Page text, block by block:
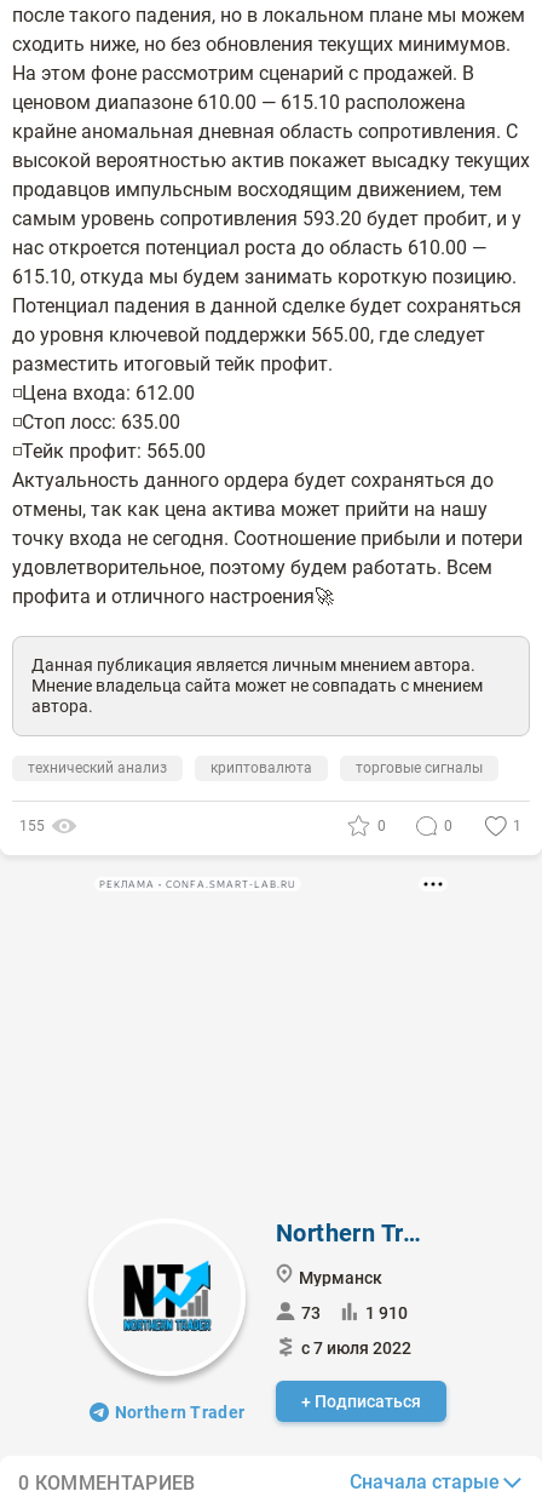
после такого падения, но в локальном плане мы можем
сходить ниже, но без обновления текущих минимумов.
На этом фоне рассмотрим сценарий с продажей. В
ценовом диапазоне 610.00 — 615.10 расположена
крайне аномальная дневная область сопротивления. С
высокой вероятностью актив покажет высадку текущих
продавцов импульсным восходящим движением, тем
самым уровень сопротивления 593.20 будет пробит, и у
нас откроется потенциал роста до область 610.00 —
615.10, откуда мы будем занимать короткую позицию.
Потенциал падения в данной сделке будет сохраняться
до уровня ключевой поддержки 565.00, где следует
разместить итоговый тейк профит.
◽️Цена входа: 612.00
◽️Стоп лосс: 635.00
◽️Тейк профит: 565.00
Актуальность данного ордера будет сохраняться до
отмены, так как цена актива может прийти на нашу
точку входа не сегодня. Соотношение прибыли и потери
удовлетворительное, поэтому будем работать. Всем
профита и отличного настроения🚀
Данная публикация является личным мнением автора.
Мнение владельца сайта может не совпадать с мнением
автора.
технический анализ криптовалюта торговые сигналы
155 0 0 1
РЕКЛАМА • CONFA.SMART-LAB.RU
Northern Trader
Northern Trader
Мурманск
73
1 910
с 7 июля 2022
+ Подписаться
0 КОММЕНТАРИЕВ Сначала старые